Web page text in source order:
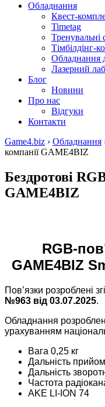
Обладнання
Квест-
Timetag
Тренувальні
Тімбілдінг-
Обладнання
Лазерний
Блог
Новини
Про нас
Відгуки
Контакти
Game4.biz › Обладнання
компанії GAME4BIZ
Бездротові
GAME4BIZ
RGB-
GAME4BIZ
Пов’язки розроблені
№963 від 03.07.2025.
Обладнання
урахуванням
Вага 0,25 кг
Дальність
Дальність
Частота
AKE LI-ION 74